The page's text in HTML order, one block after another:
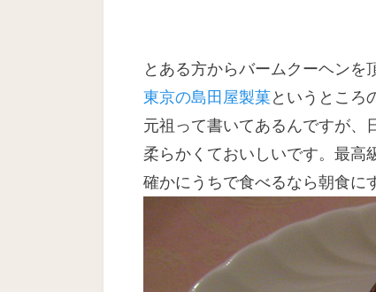
とある方からバームクーヘンを
東京の島田屋製菓というところ
元祖って書いてあるんですが、
柔らかくておいしいです。最高
確かにうちで食べるなら朝食に